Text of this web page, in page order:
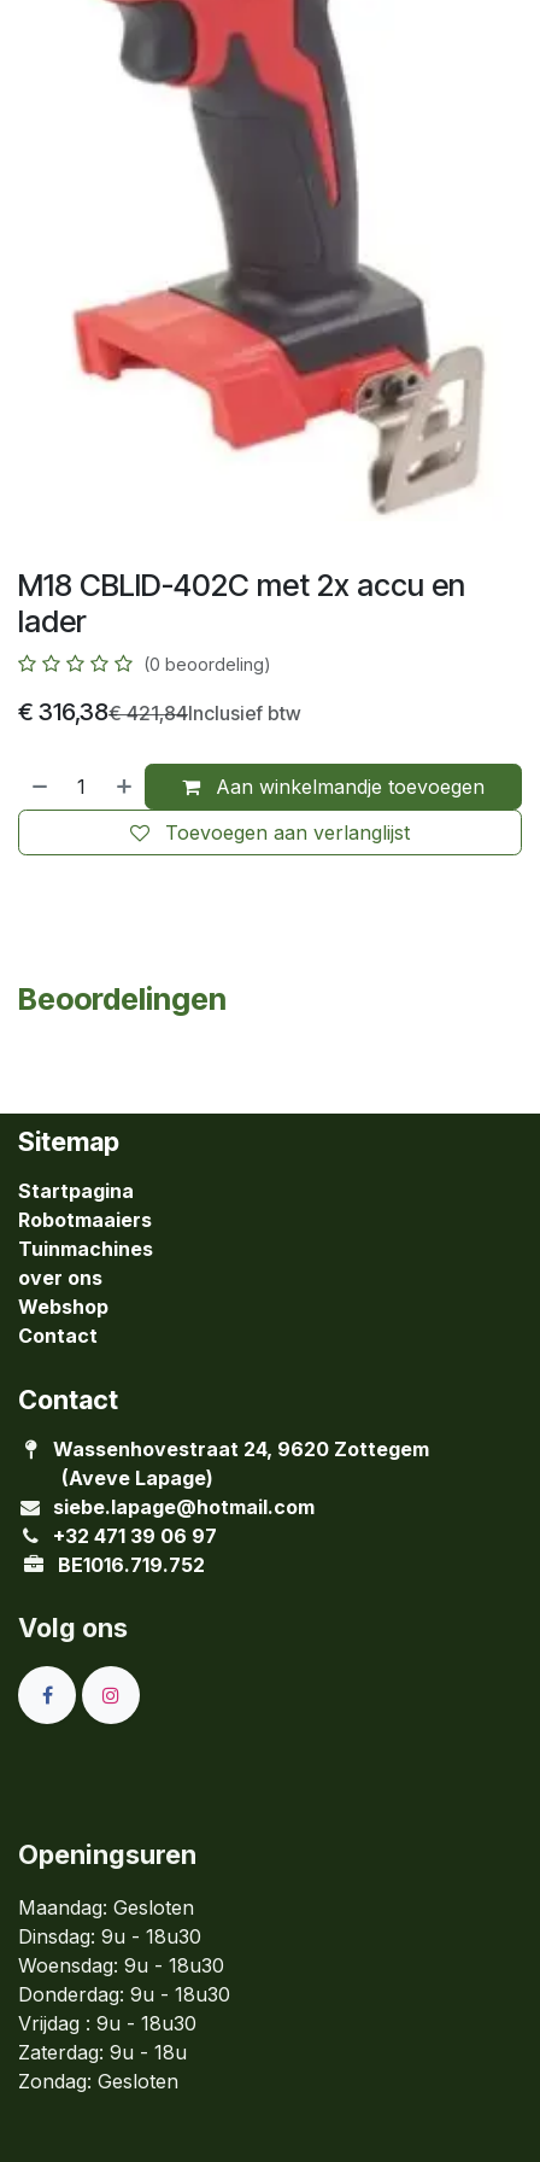
M18 CBLID-402C met 2x accu en
lader
(0 beoordeling)
€ 316,38€421,84Inclusief btw
Aan winkelmandje toevoegen
Toevoegen aan verlanglijst
Beoordelingen
Sitemap
Startpagina
Robotmaaiers
Tuinmachines
over ons
Webshop
Contact
Contact
Wassenhovestraat 24, 9620 Zottegem
(Aveve Lapage)
siebe.lapage@hotmail.com
+32 471 39 06 97
BE1016.719.752
Volg ons
Openingsuren
Maandag: Gesloten
Dinsdag: 9u - 18u30
Woensdag: 9u - 18u30
Donderdag: 9u - 18u30
Vrijdag : 9u - 18u30
Zaterdag: 9u - 18u
Zondag: Gesloten